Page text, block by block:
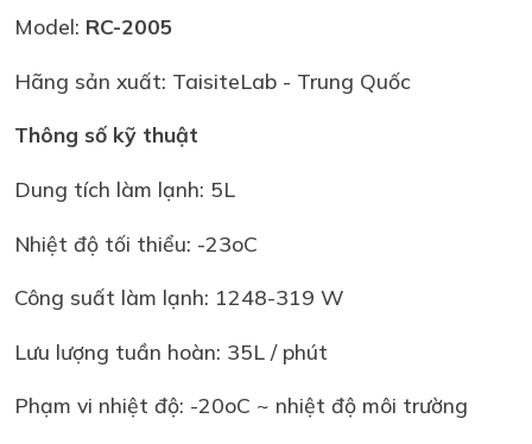
Model: RC-2005
Hãng sản xuất: TaisiteLab - Trung Quốc
Thông số kỹ thuật
Dung tích làm lạnh: 5L
Nhiệt độ tối thiểu: -23oC
Công suất làm lạnh: 1248-319 W
Lưu lượng tuần hoàn: 35L / phút
Phạm vi nhiệt độ: -20oC ~ nhiệt độ môi trường